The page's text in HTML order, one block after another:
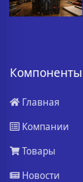
Компоненты
Главная
Компании
Товары
Новости